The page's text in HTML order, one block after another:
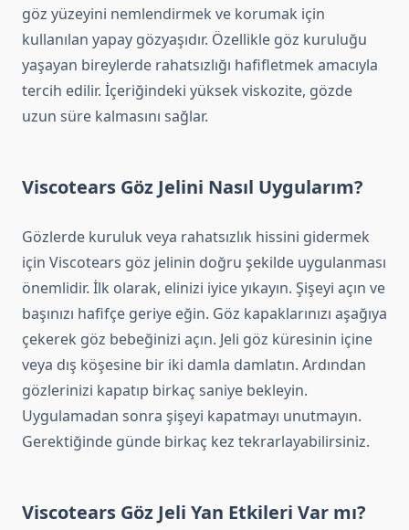
göz yüzeyini nemlendirmek ve korumak için
kullanılan yapay gözyaşıdır. Özellikle göz kuruluğu
yaşayan bireylerde rahatsızlığı hafifletmek amacıyla
tercih edilir. İçeriğindeki yüksek viskozite, gözde
uzun süre kalmasını sağlar.
Viscotears Göz Jelini Nasıl Uygularım?
Gözlerde kuruluk veya rahatsızlık hissini gidermek
için Viscotears göz jelinin doğru şekilde uygulanması
önemlidir. İlk olarak, elinizi iyice yıkayın. Şişeyi açın ve
başınızı hafifçe geriye eğin. Göz kapaklarınızı aşağıya
çekerek göz bebeğinizi açın. Jeli göz küresinin içine
veya dış köşesine bir iki damla damlatın. Ardından
gözlerinizi kapatıp birkaç saniye bekleyin.
Uygulamadan sonra şişeyi kapatmayı unutmayın.
Gerektiğinde günde birkaç kez tekrarlayabilirsiniz.
Viscotears Göz Jeli Yan Etkileri Var mı?